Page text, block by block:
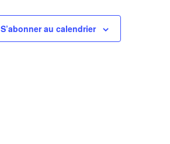
S’abonner au calendrier